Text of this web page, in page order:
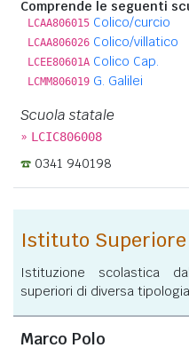
Comprende le seguenti
LCAA806015 Colico/curcio
LCAA806026 Colico/villatico
LCEE80601A Colico Cap.
LCMM806019 G. Galilei
Scuola statale
» LCIC806008
0341 940198
Istituto Superiore
Istituzione scolastica
superiori di diversa
Marco Polo